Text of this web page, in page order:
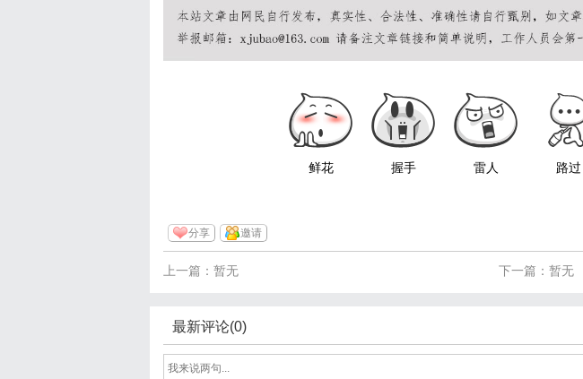
鲜花 握手 雷人 路过
分享 邀请
下一篇：暂无
上一篇：暂无
最新评论(0)